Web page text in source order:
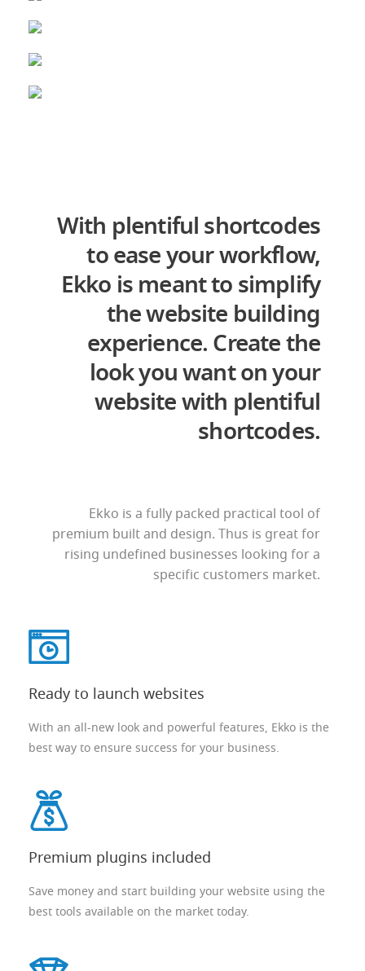
With plentiful shortcodes
to ease your workflow,
Ekko is meant to simplify
the website building
experience. Create the
look you want on your
website with plentiful
shortcodes.
Ekko is a fully packed practical tool of
premium built and design. Thus is great for
rising undefined businesses looking for a
specific customers market.
Ready to launch websites
With an all-new look and powerful features, Ekko is the
best way to ensure success for your business.
Premium plugins included
Save money and start building your website using the
best tools available on the market today.